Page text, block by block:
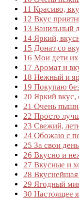
11 Красиво,
12 Вкус
13 Ванильный
14 Яркий,
15 Донат со
16 Мои дети
17 Аромат и
18 Нежный и
19 Покупаю
20 Яркий
21 Очень
22 Просто
23 Cвежий,
24 Обожаю с
25 За свои
26 Вкусно и
27 Вкусные и
28 Вкуснейшая
29 Ягодный
30 Настоящее